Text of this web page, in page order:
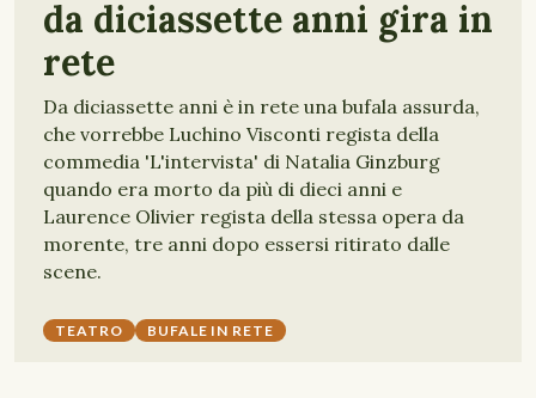
da diciassette anni gira in
rete
Da diciassette anni è in rete una bufala assurda,
che vorrebbe Luchino Visconti regista della
commedia 'L'intervista' di Natalia Ginzburg
quando era morto da più di dieci anni e
Laurence Olivier regista della stessa opera da
morente, tre anni dopo essersi ritirato dalle
scene.
TEATRO BUFALE IN RETE